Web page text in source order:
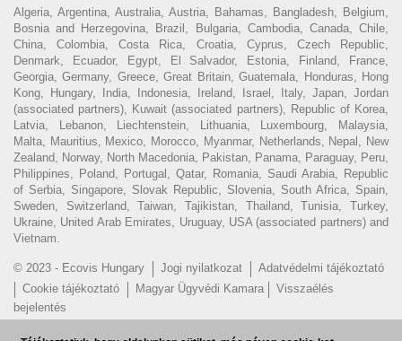
Algeria, Argentina, Australia, Austria, Bahamas, Bangladesh, Belgium,
Bosnia and Herzegovina, Brazil, Bulgaria, Cambodia, Canada, Chile,
China, Colombia, Costa Rica, Croatia, Cyprus, Czech Republic,
Denmark, Ecuador, Egypt, El Salvador, Estonia, Finland, France,
Georgia, Germany, Greece, Great Britain, Guatemala, Honduras, Hong
Kong, Hungary, India, Indonesia, Ireland, Israel, Italy, Japan, Jordan
(associated partners), Kuwait (associated partners), Republic of Korea,
Latvia, Lebanon, Liechtenstein, Lithuania, Luxembourg, Malaysia,
Malta, Mauritius, Mexico, Morocco, Myanmar, Netherlands, Nepal, New
Zealand, Norway, North Macedonia, Pakistan, Panama, Paraguay, Peru,
Philippines, Poland, Portugal, Qatar, Romania, Saudi Arabia, Republic
of Serbia, Singapore, Slovak Republic, Slovenia, South Africa, Spain,
Sweden, Switzerland, Taiwan, Tajikistan, Thailand, Tunisia, Turkey,
Ukraine, United Arab Emirates, Uruguay, USA (associated partners) and
Vietnam.
© 2023 - Ecovis Hungary Jogi nyilatkozat
Adatvédelmi tájékoztató
Cookie tájékoztató
Magyar Ügyvédi Kamara
Visszaélés
bejelentés
Hírlevél feliratkozás EN